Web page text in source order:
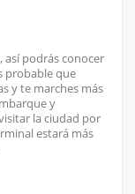
podrás conocer
probable que
y te marches más
y
la ciudad por
estará más